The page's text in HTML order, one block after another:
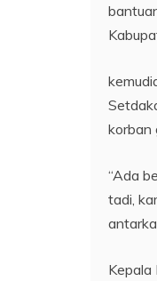
korban
“Ada
tadi,
Kepala